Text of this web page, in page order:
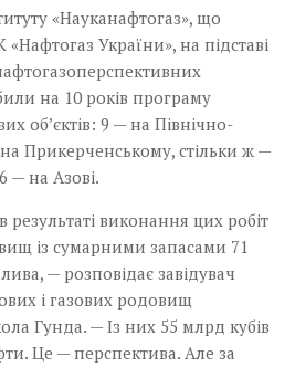
«Науканафтогаз», що
України», на підставі
на 10 років програму
об’єктів: 9 — на Північно-
Прикерченському, стільки ж —
— на Азові.
виконання цих робіт
із сумарними запасами 71
— розповідає завідувач
і газових родовищ
Гунда. — Із них 55 млрд кубів
Це — перспектива. Але за